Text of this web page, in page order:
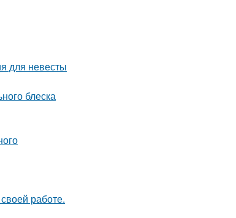
для невесты
блеска
работе.